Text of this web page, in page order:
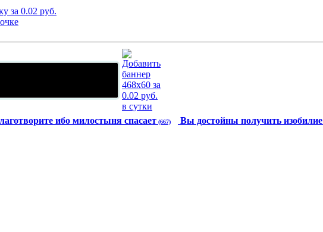
ибо милостыня спасает (667) Вы достойны получить изобилие